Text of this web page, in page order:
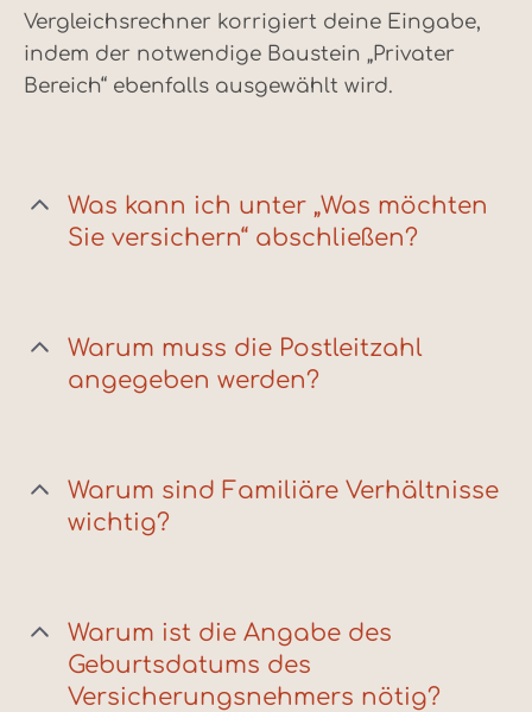
Vergleichsrechner korrigiert deine Eingabe,
indem der notwendige Baustein „Privater
Bereich“ ebenfalls ausgewählt wird.
Was kann ich unter „Was möchten
Sie versichern“ abschließen?
Warum muss die Postleitzahl
angegeben werden?
Warum sind Familiäre Verhältnisse
wichtig?
Warum ist die Angabe des
Geburtsdatums des
Versicherungsnehmers nötig?